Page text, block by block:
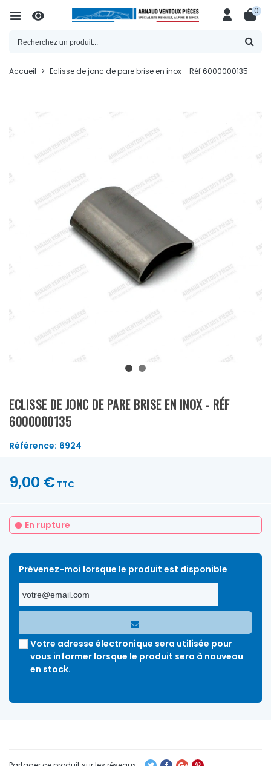
0
Accueil > Eclisse de jonc de pare brise en inox - Réf 6000000135
ECLISSE DE JONC DE PARE BRISE EN INOX - RÉF
6000000135
Référence: 6924
9,00 € TTC
En rupture
Prévenez-moi lorsque le produit est disponible
Votre adresse électronique sera utilisée pour
vous informer lorsque le produit sera à nouveau
en stock.